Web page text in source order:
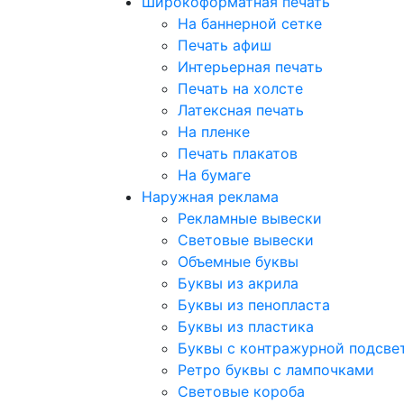
На баннерной сетке
Печать афиш
Интерьерная печать
Печать на холсте
Латексная печать
На пленке
Печать плакатов
На бумаге
Наружная реклама
Рекламные вывески
Световые вывески
Объемные буквы
Буквы из акрила
Буквы из пенопласта
Буквы из пластика
Буквы с контражурной
Ретро буквы с лампочками
Световые короба